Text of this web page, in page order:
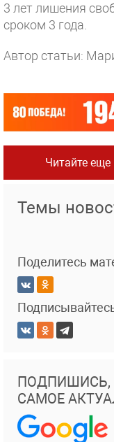
3 лет лишения
сроком 3 года.
Автор статьи:
Читайте еще
Темы
Поделитесь
ПОДПИШИСЬ,
САМОЕ